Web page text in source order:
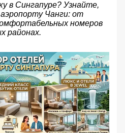
в Сингапуре? Узнайте,
Чанги: от
номеров
районах.